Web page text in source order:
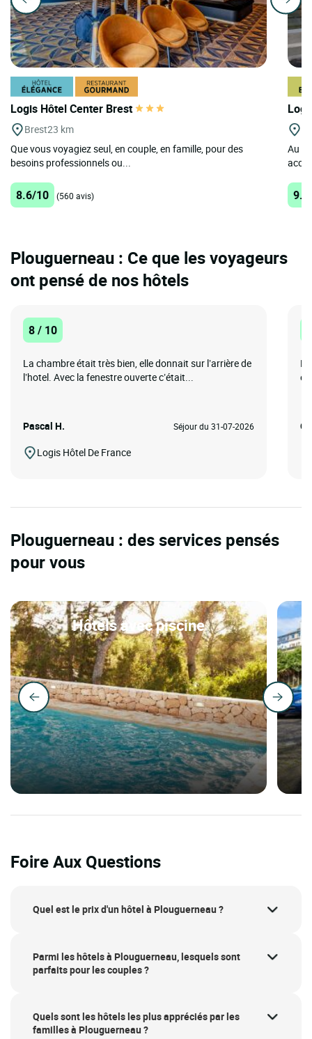
Logis Hôtel Center Brest
Brest23 km
Que vous voyagiez seul, en couple, en famille, pour des
besoins professionnels ou...
8.6/10 (560 avis)
Au
Plouguerneau : Ce que les voyageurs
ont pensé de nos hôtels
8 / 10
La chambre était très bien, elle donnait sur l’arrière de
l’hotel. Avec la fenestre ouverte c’était...
Pascal H. Séjour du 31-07-2026
Logis Hôtel De France
et
Plouguerneau : des services pensés
pour vous
Hôtels avec piscine
Foire Aux Questions
Quel est le prix d'un hôtel à Plouguerneau ?
Parmi les hôtels à Plouguerneau, lesquels sont
parfaits pour les couples ?
Quels sont les hôtels les plus appréciés par les
familles à Plouguerneau ?